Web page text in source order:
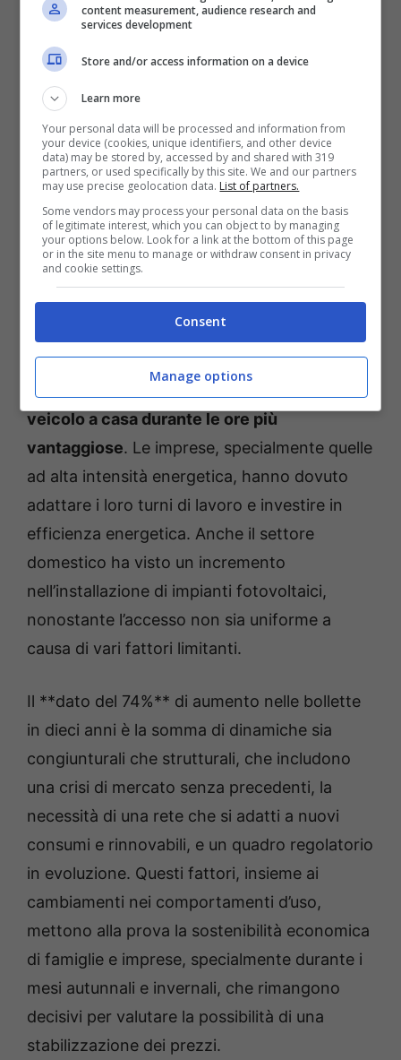
Bollette, in cosa consistono questi rincari (Uspms.it)
L’impatto di questi aumenti si estende a tutto
Per chi possiede un’auto
elettrica, la convenienza economica
dipende dalla possibilità di ricaricare il
veicolo a casa durante le ore più
vantaggiose. Le imprese, specialmente quelle
ad alta intensità energetica, hanno dovuto
adattare i loro turni di lavoro e investire in
efficienza energetica. Anche il settore
domestico ha visto un incremento
nell’installazione di impianti fotovoltaici,
nonostante l’accesso non sia uniforme a
causa di vari fattori limitanti.
Il **dato del 74%** di aumento nelle bollette
in dieci anni è la somma di dinamiche sia
congiunturali che strutturali, che includono
una crisi di mercato senza precedenti, la
necessità di una rete che si adatti a nuovi
consumi e rinnovabili, e un quadro regolatorio
in evoluzione. Questi fattori, insieme ai
cambiamenti nei comportamenti d’uso,
mettono alla prova la sostenibilità economica
di famiglie e imprese, specialmente durante i
mesi autunnali e invernali, che rimangono
decisivi per valutare la possibilità di una
stabilizzazione dei prezzi.
content measurement, audience research and
services development
Store and/or access information on a device
Learn more
Your personal data will be processed and information from
your device (cookies, unique identifiers, and other device
data) may be stored by, accessed by and shared with 319
partners, or used specifically by this site. We and our partners
may use precise geolocation data. List of partners.
Some vendors may process your personal data on the basis
of legitimate interest, which you can object to by managing
your options below. Look for a link at the bottom of this page
or in the site menu to manage or withdraw consent in privacy
and cookie settings.
Consent
Manage options